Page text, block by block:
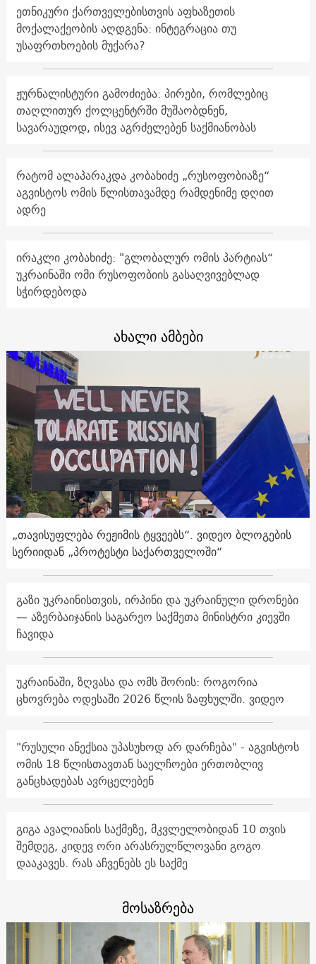
ეთნიკური ქართველებისთვის აფხაზეთის
მოქალაქეობის აღდგენა: ინტეგრაცია თუ
უსაფრთხოების მუქარა?
ჟურნალისტური გამოძიება: პირები, რომლებიც
თაღლითურ ქოლცენტრში მუშაობდნენ,
სავარაუდოდ, ისევ აგრძელებენ საქმიანობას
რატომ ალაპარაკდა კობახიძე „რუსოფობიაზე“
აგვისტოს ომის წლისთავამდე რამდენიმე დღით
ადრე
ირაკლი კობახიძე: "გლობალურ ომის პარტიას“
უკრაინაში ომი რუსოფობიის გასაღვივებლად
სჭირდებოდა
ახალი ამბები
„თავისუფლება რეჟიმის ტყვეებს“. ვიდეო ბლოგების
სერიიდან „პროტესტი საქართველოში“
გაზი უკრაინისთვის, ირპინი და უკრაინული დრონები
— აზერბაიჯანის საგარეო საქმეთა მინისტრი კიევში
ჩავიდა
უკრაინაში, ზღვასა და ომს შორის: როგორია
ცხოვრება ოდესაში 2026 წლის ზაფხულში. ვიდეო
"რუსული ანექსია უპასუხოდ არ დარჩება" - აგვისტოს
ომის 18 წლისთავთან საელჩოები ერთობლივ
განცხადებას ავრცელებენ
გიგა ავალიანის საქმეზე, მკვლელობიდან 10 თვის
შემდეგ, კიდევ ორი არასრულწლოვანი გოგო
დააკავეს. რას აჩვენებს ეს საქმე
მოსაზრება